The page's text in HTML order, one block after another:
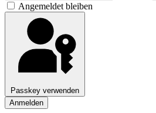
Angemeldet bleiben
Passkey verwenden
Anmelden